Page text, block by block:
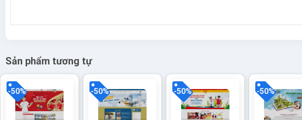
Sản phẩm tương tự
-50% -50% -50% -50%